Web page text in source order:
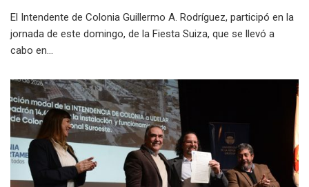
El Intendente de Colonia Guillermo A. Rodríguez, participó en la
jornada de este domingo, de la Fiesta Suiza, que se llevó a
cabo en...